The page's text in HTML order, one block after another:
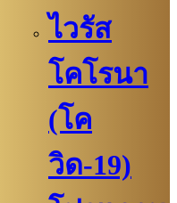
ไวรัส
โคโรนา
(โค
วิด-19)